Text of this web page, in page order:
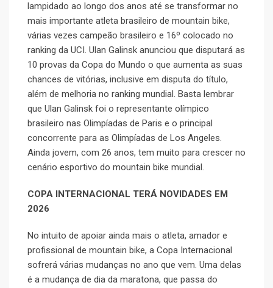
lampidado ao longo dos anos até se transformar no
mais importante atleta brasileiro de mountain bike,
várias vezes campeão brasileiro e 16º colocado no
ranking da UCI. Ulan Galinsk anunciou que disputará as
10 provas da Copa do Mundo o que aumenta as suas
chances de vitórias, inclusive em disputa do título,
além de melhoria no ranking mundial. Basta lembrar
que Ulan Galinsk foi o representante olímpico
brasileiro nas Olimpíadas de Paris e o principal
concorrente para as Olimpíadas de Los Angeles.
Ainda jovem, com 26 anos, tem muito para crescer no
cenário esportivo do mountain bike mundial.
COPA INTERNACIONAL TERÁ NOVIDADES EM
2026
No intuito de apoiar ainda mais o atleta, amador e
profissional de mountain bike, a Copa Internacional
sofrerá várias mudanças no ano que vem. Uma delas
é a mudança de dia da maratona, que passa do